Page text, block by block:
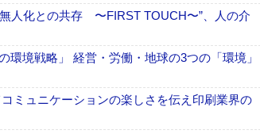
人化との共存 〜FIRST TOUCH〜”、人の介
境戦略」 経営・労働・地球の3つの「環境」
ミュニケーションの楽しさを伝え印刷業界の